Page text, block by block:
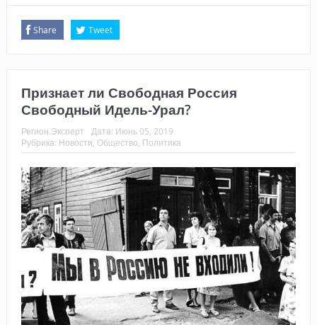
Share Tweet
Признает ли Свободная Россия
Свободный Идель-Урал?
Регион.Эксперт Дата: Июнь 05, 2019
Рубрика: Новости Общество Политика